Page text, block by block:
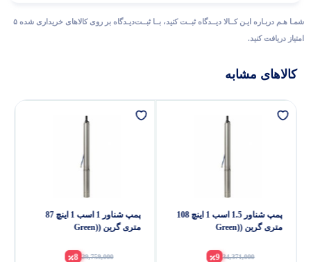
شمـا هـم دربـاره ایـن کــالا دیــدگاه ثبــت کنید، بــا ثبــت‌دیـدگاه بر روی کالاهای خریداری شده ۵
امتیاز دریافت کنید.
کالاهای مشابه
پمپ شناور 1.5 اسب 1 اینچ 108
متری گرین (Green)
34,371,000
9
پمپ شناور 1 اسب 1 اینچ 87
متری گرین (Green)
29,759,000
8